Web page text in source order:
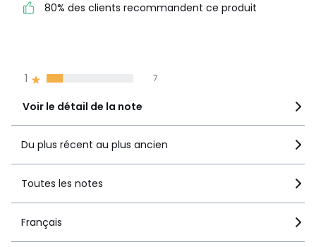
1 7
4
recommandent ce produit
Voir le détail de la note
80% des clients recommandent ce produit
Du plus récent au plus ancien
Toutes les notes
Français